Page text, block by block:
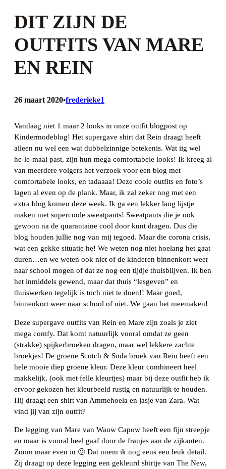
DIT ZIJN DE
OUTFITS VAN MARE
EN REIN
26 maart 2020•frederieke1
Vandaag niet 1 maar 2 looks in onze outfit blogpost op
Kindermodeblog! Het supergave shirt dat Rein draagt heeft
alleen nu wel een wat dubbelzinnige betekenis. Wat iig wel
he-le-maal past, zijn hun mega comfortabele looks! Ik kreeg al
van meerdere volgers het verzoek voor een blog met
comfortabele looks, en tadaaaa! Deze coole outfits en foto’s
lagen al even op de plank. Maar, ik zal zeker nog met een
extra blog komen deze week. Ik ga een lekker lang lijstje
maken met supercoole sweatpants! Sweatpants die je ook
gewoon na de quarantaine cool door kunt dragen. Dus die
blog houden jullie nog van mij tegoed. Maar die corona crisis,
wat een gekke situatie he! We weten nog niet hoelang het gaat
duren…en we weten ook niet of de kinderen binnenkort weer
naar school mogen of dat ze nog een tijdje thuisblijven. Ik ben
het inmiddels gewend, maar dat thuis “lesgeven” en
thuiswerken tegelijk is toch niet te doen!! Maar goed,
binnenkort weer naar school of niet. We gaan het meemaken!
Deze supergave outfits van Rein en Mare zijn zoals je ziet
mega comfy. Dat komt natuurlijk vooral omdat ze geen
(strakke) spijkerbroeken dragen, maar wel lekkere zachte
broekjes! De groene Scotch & Soda broek van Rein heeft een
hele mooie diep groene kleur. Deze kleur combineert heel
makkelijk, (ook met felle kleurtjes) maar bij deze outfit heb ik
ervoor gekozen het kleurbeeld rustig en natuurlijk te houden.
Hij draagt een shirt van Ammehoela en jasje van Zara. Wat
vind jij van zijn outfit?
De legging van Mare van Wauw Capow heeft een fijn streepje
en maar is vooral heel gaaf door de franjes aan de zijkanten.
Zoom maar even in 🙂 Dat noem ik nog eens een leuk detail.
Zij draagt op deze legging een gekleurd shirtje van The New,